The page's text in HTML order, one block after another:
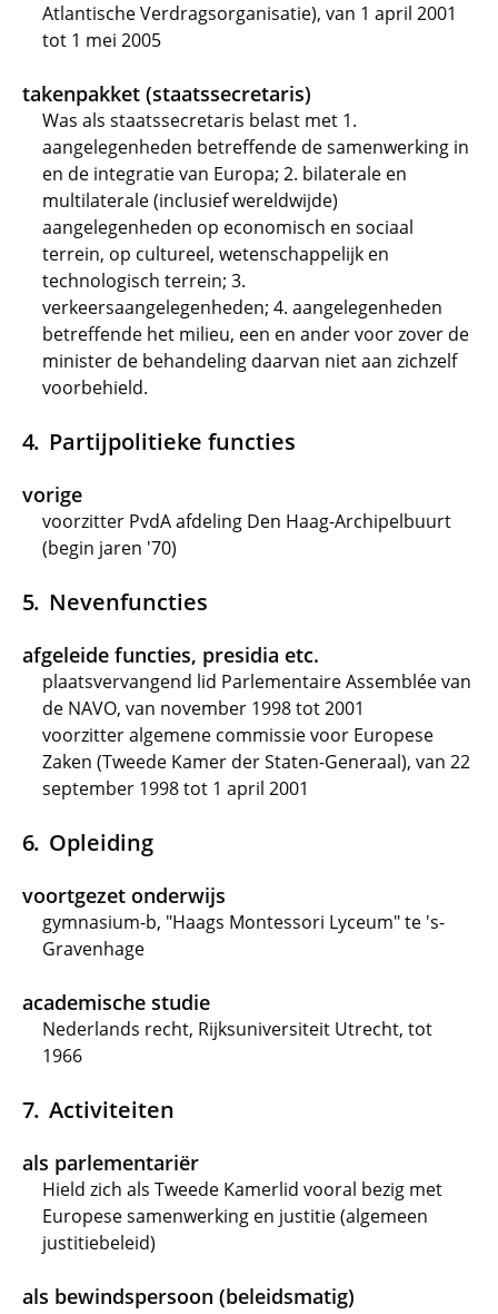
Atlantische Verdragsorganisatie), van 1 april 2001
tot 1 mei 2005
takenpakket (staatssecretaris)
Was als staatssecretaris belast met 1.
aangelegenheden betreffende de samenwerking in
en de integratie van Europa; 2. bilaterale en
multilaterale (inclusief wereldwijde)
aangelegenheden op economisch en sociaal
terrein, op cultureel, wetenschappelijk en
technologisch terrein; 3.
verkeersaangelegenheden; 4. aangelegenheden
betreffende het milieu, een en ander voor zover de
minister de behandeling daarvan niet aan zichzelf
voorbehield.
Partijpolitieke functies
vorige
voorzitter PvdA afdeling Den Haag-Archipelbuurt
(begin jaren '70)
Nevenfuncties
afgeleide functies, presidia etc.
plaatsvervangend lid Parlementaire Assemblée van
de NAVO, van november 1998 tot 2001
voorzitter algemene commissie voor Europese
Zaken (Tweede Kamer der Staten-Generaal), van 22
september 1998 tot 1 april 2001
Opleiding
voortgezet onderwijs
gymnasium-b, "Haags Montessori Lyceum" te 's-
Gravenhage
academische studie
Nederlands recht, Rijksuniversiteit Utrecht, tot
1966
Activiteiten
als parlementariër
Hield zich als Tweede Kamerlid vooral bezig met
Europese samenwerking en justitie (algemeen
justitiebeleid)
als bewindspersoon (beleidsmatig)